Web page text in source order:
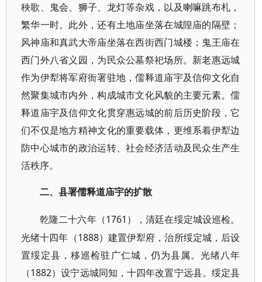
秧歌、鬼会、狮子、龙灯等杂戏，以及喇嘛跳布札，
繁华一时。此外，还有土地庙坐落在城隍庙的隔壁；
风神庙和真武大帝庙坐落在西街西门城楼；鬼王庙在
西门外八省义园，为民众公墓祭祀场所。新老惠远城
作为伊犁将军府衙署驻地，儒释道庙宇及信仰文化自
然聚集城市内外，构成城市文化风貌的主要元素。儒
释道庙宇及信仰文化贯穿惠远城的前后历史阶段，它
们不仅是地方精神文化的重要载体，更维系着伊犁边
防中心城市的政治运转、社会经济活动及民众生产生
活秩序。
二、县署儒释道庙宇的扩散
乾隆二十六年（1761），清廷在绥定城设巡检。
光绪十四年（1888）建置伊犁府，治所绥定城，后设
置绥定县，移巡检驻广仁城，仍为县属。光绪八年
（1882）设宁远城同知，十四年改置宁远县。绥定县